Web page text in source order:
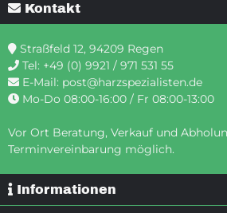
Kontakt
Straßfeld 12, 94209 Regen
Tel: +49 (0) 9921 / 971 531 55
E-Mail: post@harzspezialisten.de
Mo-Do 08:00-16:00 / Fr 08:00-13:00
Vor Ort Beratung, Verkauf und
Terminvereinbarung möglich.
Informationen